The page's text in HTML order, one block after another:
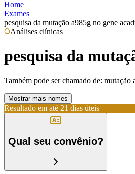
Home
Exames
pesquisa da mutação a985g no gene
Análises clínicas
pesquisa da
Também pode ser chamado de: mutação
Mostrar mais nomes
Resultado em até 21 dias úteis
Qual seu convênio?